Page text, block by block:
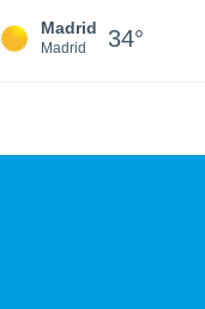
Madrid
Madrid 34°